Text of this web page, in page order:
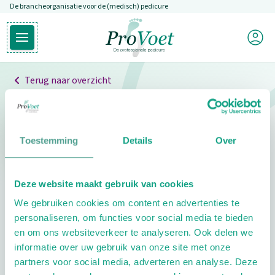
Toestemming Details Over
Deze website maakt gebruik van cookies
We gebruiken cookies om content en advertenties te
personaliseren, om functies voor social media te bieden
en om ons websiteverkeer te analyseren. Ook delen we
informatie over uw gebruik van onze site met onze
partners voor social media, adverteren en analyse. Deze
Overslaan en naar de inhoud gaan
De brancheorganisatie voor de (medisch) pedicure
Open hoofdmenu
Ga naar de homepagina
Mijn
Terug naar overzicht
Professionals
Pedicure niet gevonden
pedicure.